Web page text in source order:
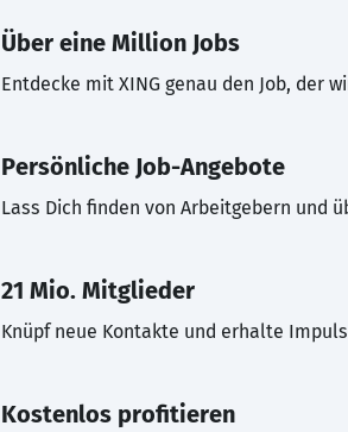
Über eine Million Jobs
Entdecke mit XING genau den Job, der
Persönliche Job-Angebote
Lass Dich finden von Arbeitgebern und
21 Mio. Mitglieder
Knüpf neue Kontakte und erhalte
Kostenlos profitieren